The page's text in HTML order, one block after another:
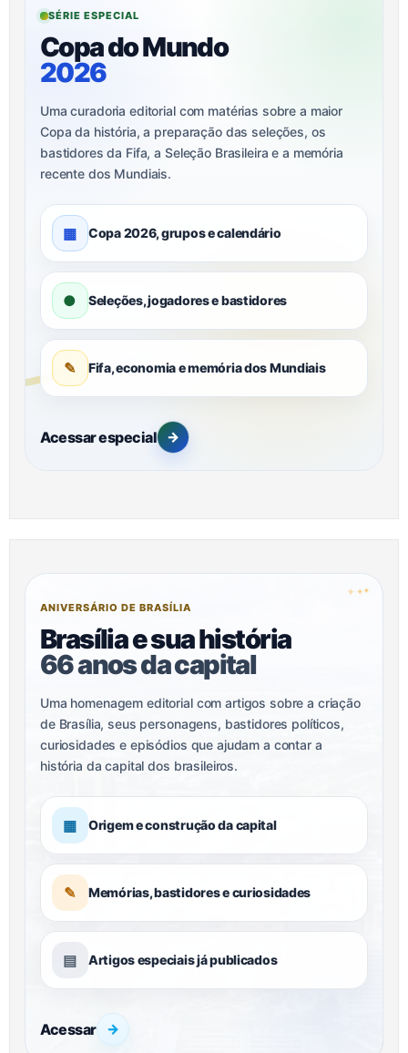
SÉRIE ESPECIAL
Copa do Mundo
2026
Uma curadoria editorial com matérias sobre a maior
Copa da história, a preparação das seleções, os
bastidores da Fifa, a Seleção Brasileira e a memória
recente dos Mundiais.
▦ Copa 2026, grupos e calendário
● Seleções, jogadores e bastidores
✎ Fifa, economia e memória dos Mundiais
Acessar especial →
✦ ✦✦
ANIVERSÁRIO DE BRASÍLIA
Brasília e sua história
66 anos da capital
Uma homenagem editorial com artigos sobre a criação
de Brasília, seus personagens, bastidores políticos,
curiosidades e episódios que ajudam a contar a
história da capital dos brasileiros.
▦ Origem e construção da capital
✎ Memórias, bastidores e curiosidades
▤ Artigos especiais já publicados
Acessar →